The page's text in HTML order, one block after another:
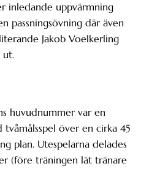
inledande uppvärmning
passningsövning där även
Jakob Voelkerling
ut.
huvudnummer var en
över en cirka 45
plan. Utespelarna delades
(före träningen lät tränare